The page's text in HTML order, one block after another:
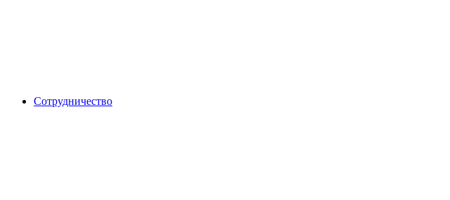
Сотрудничество